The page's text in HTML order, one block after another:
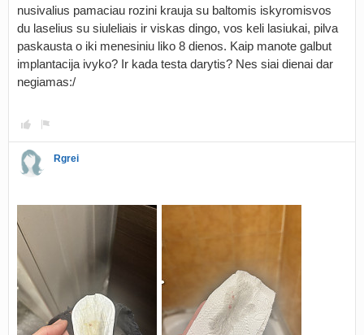
nusivalius pamaciau rozini krauja su baltomis iskyromisvos
du laselius su siuleliais ir viskas dingo, vos keli lasiukai, pilva
paskausta o iki menesiniu liko 8 dienos. Kaip manote galbut
implantacija ivyko? Ir kada testa darytis? Nes siai dienai dar
negiamas:/
Rgrei